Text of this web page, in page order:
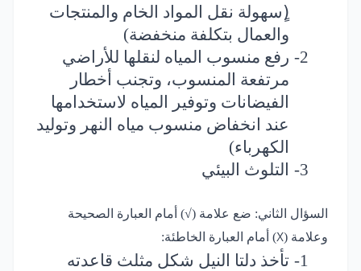
(ٍسهولة نقل المواد الخام والمنتجات
والعمال بتكلفة منخفضة)
2-
رفع منسوب المياه لنقلها للأراضي
مرتفعة المنسوب، وتجنب أخطار
الفيضانات وتوفير المياه لاستخدامها
عند انخفاض منسوب مياه النهر وتوليد
الكهرباء)
3-
التلوث البيئي
السؤال الثاني: ضع علامة (√) أمام العبارة الصحيحة
وعلامة (X) أمام العبارة الخاطئة:
1-
تأخذ دلتا النيل شكل مثلث قاعدته